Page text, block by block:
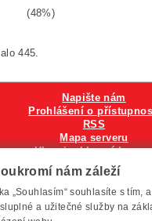
(48%)
445.
VytvořiloAnawe , provozuje
Napište nám
Prohlášení o
RSS
Mapa serveru
Hlavni reklamní
Nastavení cookies
nám záleží
„Souhlasím“ souhlasíte s tím,
a užitečné služby na